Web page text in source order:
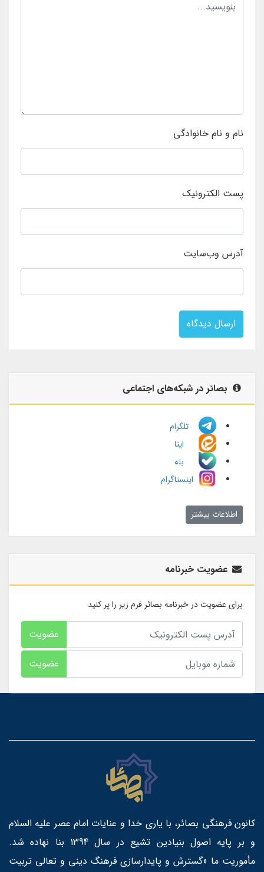
نام و نام خانوادگی
پست الکترونیک
آدرس وب‌سایت
ارسال دیدگاه
بصائر در شبکه‌های اجتماعی
تلگرام
ایتا
بله
اینستاگرام
اطلاعات بیشتر
عضویت خبرنامه
برای عضویت در خبرنامه بصائر فرم زیر را پر کنید
عضویت
عضویت
کانون فرهنگی بصائر، با یاری خدا و عنایات امام عصر علیه السلام
و بر پایه اصول بنیادین تشیع در سال 1394 بنا نهاده شد.
مأموریت ما «گسترش و پایدارسازی فرهنگ دینی و تعالی تربیت